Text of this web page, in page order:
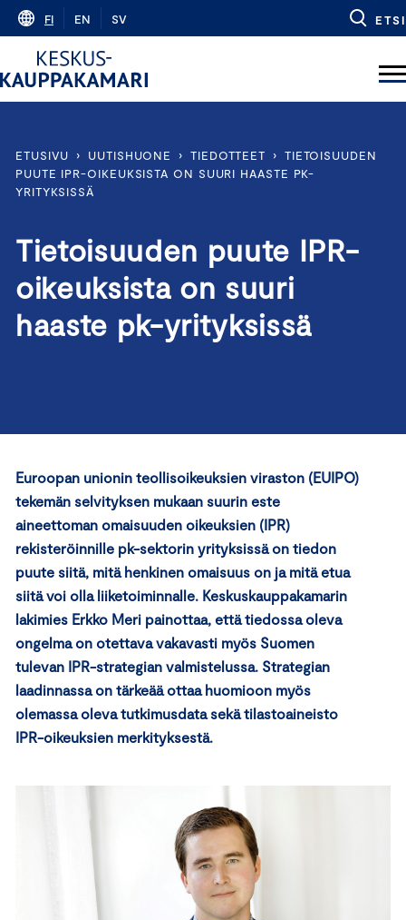
Skip
content
FI EN SV ETSI
ETUSIVU › UUTISHUONE › TIEDOTTEET › TIETOISUUDEN
PUUTE IPR-OIKEUKSISTA ON SUURI HAASTE PK-
YRITYKSISSÄ
Tietoisuuden puute IPR-
oikeuksista on suuri
haaste pk-yrityksissä
Euroopan unionin teollisoikeuksien viraston (EUIPO)
tekemän selvityksen mukaan suurin este
aineettoman omaisuuden oikeuksien (IPR)
rekisteröinnille pk-sektorin yrityksissä on tiedon
puute siitä, mitä henkinen omaisuus on ja mitä etua
siitä voi olla liiketoiminnalle. Keskuskauppakamarin
lakimies Erkko Meri painottaa, että tiedossa oleva
ongelma on otettava vakavasti myös Suomen
tulevan IPR-strategian valmistelussa. Strategian
laadinnassa on tärkeää ottaa huomioon myös
olemassa oleva tutkimusdata sekä tilastoaineisto
IPR-oikeuksien merkityksestä.